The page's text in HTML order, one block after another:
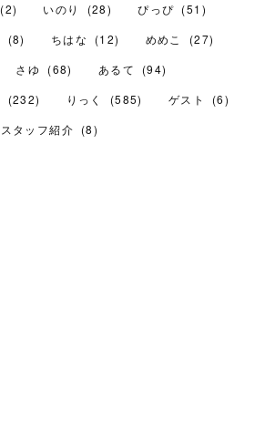
(2) いのり (28) ぴっぴ (51 )
(8) ちはな (12) めめこ (27)
さゆ (68) あるて (94)
(232) りっく (585) ゲスト (6)
スタッフ紹介 (8)